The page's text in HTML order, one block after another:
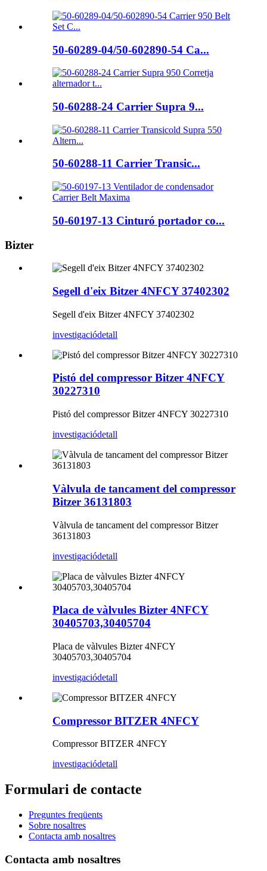
50-60289-04/50-602890-54 Ca...
50-60288-24 Carrier Supra 9...
50-60288-11 Carrier Transic...
50-60197-13 Cinturó portador co...
Bizter
Segell d'eix Bitzer 4NFCY 37402302
Segell d'eix Bitzer 4NFCY 37402302
investigaciódetall
Pistó del compressor Bitzer 4NFCY
30227310
Pistó del compressor Bitzer 4NFCY 30227310
investigaciódetall
Vàlvula de tancament del compressor
Bitzer 36131803
Vàlvula de tancament del compressor Bitzer
36131803
investigaciódetall
Placa de vàlvules Bizter 4NFCY
30405703,30405704
Placa de vàlvules Bizter 4NFCY
30405703,30405704
investigaciódetall
Compressor BITZER 4NFCY
Compressor BITZER 4NFCY
investigaciódetall
Formulari de contacte
Preguntes freqüents
Sobre nosaltres
Contacta amb nosaltres
Contacta amb nosaltres